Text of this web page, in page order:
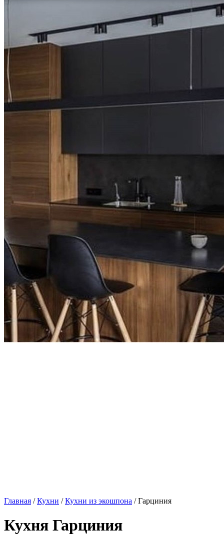
Главная /Кухни /Кухни из экошпона / Гарциния
Кухня Гарциния